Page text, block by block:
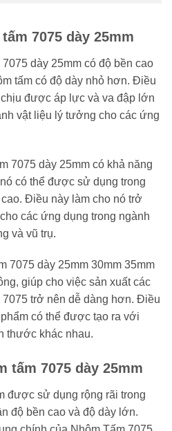
7075 dày 25mm
dày 25mm có độ bền cao
tấm có độ dày nhỏ hơn. Điều
được áp lực và va đập lớn
vật liệu lý tưởng cho các ứng
7075 dày 25mm có khả năng
có thể được sử dụng trong
Điều này làm cho nó trở
các ứng dụng trong ngành
và vũ trụ.
7075 dày 25mm 30mm 35mm
giúp cho việc sản xuất các
trở nên dễ dàng hơn. Điều
có thể được tạo ra với
thước khác nhau.
tấm 7075 dày 25mm
được sử dụng rộng rãi trong
độ bền cao và độ dày lớn.